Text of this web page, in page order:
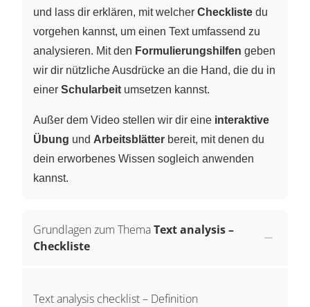
und lass dir erklären, mit welcher Checkliste du
vorgehen kannst, um einen Text umfassend zu
analysieren. Mit den Formulierungshilfen geben
wir dir nützliche Ausdrücke an die Hand, die du in
einer Schularbeit umsetzen kannst.
Außer dem Video stellen wir dir eine interaktive
Übung und Arbeitsblätter bereit, mit denen du
dein erworbenes Wissen sogleich anwenden
kannst.
Grundlagen zum ThemaText analysis –
Checkliste
Text analysis checklist – Definition